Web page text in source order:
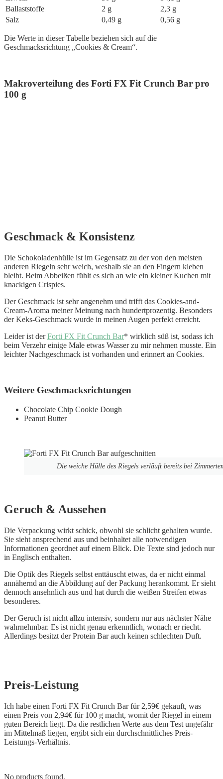
Ballaststoffe
2 g
2,3 g
Salz
0,49 g 0,56 g
Die Werte in dieser Tabelle beziehen sich auf die
Geschmacksrichtung „Cookies & Cream“.
Makroverteilung des Forti FX Fit Crunch Bar pro
100 g
Geschmack & Konsistenz
Die Schokoladenhülle ist im Gegensatz zu der von den meisten
anderen Riegeln sehr weich, weshalb sie an den Fingern kleben
bleibt. Beim Abbeißen fühlt es sich an wie ein kleiner Kuchen mit
knackigen Crispies.
Der Geschmack ist sehr angenehm und trifft das Cookies-and-
Cream-Aroma meiner Meinung nach hundertprozentig. Besonders
der Keks-Geschmack wurde in meinen Augen perfekt erreicht.
Leider ist derForti FX Fit Crunch Bar* wirklich süß ist, sodass ich
beim Verzehr einige Male etwas Wasser zu mir nehmen musste. Ein
leichter Nachgeschmack ist vorhanden und erinnert an Cookies.
Weitere Geschmacksrichtungen
Chocolate Chip Cookie Dough
Peanut Butter
Die weiche Hülle des Riegels verläuft bereits bei
Geruch & Aussehen
Die Verpackung wirkt schick, obwohl sie schlicht gehalten wurde.
Sie sieht ansprechend aus und beinhaltet alle notwendigen
Informationen geordnet auf einem Blick. Die Texte sind jedoch nur
in Englisch enthalten.
Die Optik des Riegels selbst enttäuscht etwas, da er nicht einmal
annähernd an die Abbildung auf der Packung herankommt. Er sieht
dennoch ansehnlich aus und hat durch die weißen Streifen etwas
besonderes.
Der Geruch ist nicht allzu intensiv, sondern nur aus nächster Nähe
wahrnehmbar. Es ist nicht genau erkenntlich, wonach er riecht.
Allerdings besitzt der Protein Bar auch keinen schlechten Duft.
Preis-Leistung
Ich habe einen Forti FX Fit Crunch Bar für 2,59€ gekauft, was
einen Preis von 2,94€ für 100 g macht, womit der Riegel in einem
guten Bereich liegt. Da die restlichen Werte aus dem Test ungefähr
im Mittelmaß liegen, ergibt sich ein durchschnittliches Preis-
Leistungs-Verhältnis.
No products found.